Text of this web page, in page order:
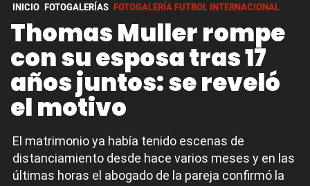
INICIO FOTOGALERÍAS FOTOGALERÍA FUTBOL INTERNACIONAL
Thomas Muller rompe
con su esposa tras 17
años juntos: se reveló
el motivo
El matrimonio ya había tenido escenas de
distanciamiento desde hace varios meses y en las
últimas horas el abogado de la pareja confirmó la